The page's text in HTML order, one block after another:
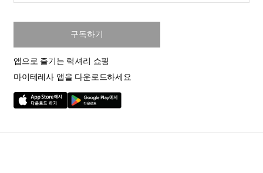
구독하기
앱으로 즐기는 럭셔리 쇼핑
마이테레사 앱을 다운로드하세요